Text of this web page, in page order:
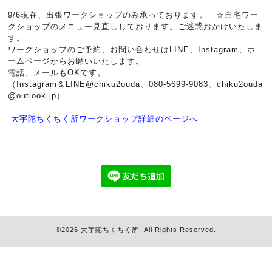
9/6現在、出張ワークショップのみ承っております。 ☆自宅ワー
クショップのメニュー見直ししております。ご迷惑おかけいたしま
す。
ワークショップのご予約、お問い合わせはLINE、Instagram、ホ
ームページからお願いいたします。
電話、メールもOKです。
（Instagram＆LINE@chiku2ouda、080-5699-9083、chiku2ouda
@outlook.jp）
大宇陀ちくちく所ワークショップ詳細のページへ
©2026 大宇陀ちくちく所. All Rights Reserved.